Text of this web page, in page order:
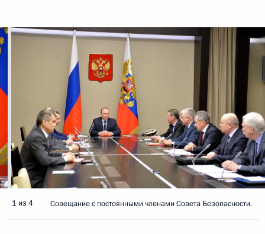
1 из 4 Совещание с постоянными членами Совета Безопасности.